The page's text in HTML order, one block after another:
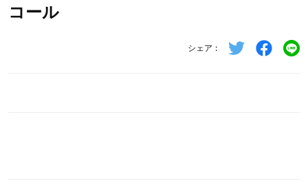
コール
シェア